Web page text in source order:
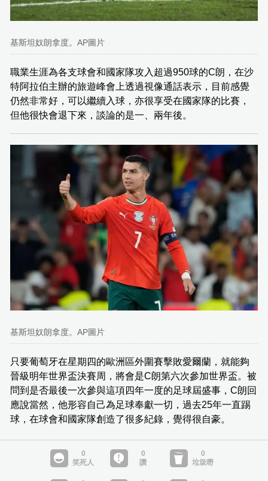
基斯坦奴朗拿度。AP圖片
職業生涯為各支球會和國家隊攻入超過950球的C朗，在沙
特阿拉伯主辦的旅遊峰會上透過視像通話表示，目前感覺
仍然非常好，可以繼續入球，亦很享受在國家隊的比賽，
但他很快會退下來，談論的是一、兩年後。
基斯坦奴朗拿度。AP圖片
只要葡萄牙在星期四的歐洲區外圍賽擊敗愛爾蘭，就能夠
晉級明年世界盃決賽周，將會是C朗第六次參加世界盃。被
問到是否最後一次參與這項四年一度的足球屆盛事，C朗回
應說當然，他形容自己為足球奉獻一切，過去25年一直踢
球，在球會和國家隊創造了很多紀錄，覺得很自豪。